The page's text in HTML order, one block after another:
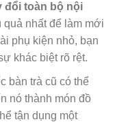
đổi toàn bộ nội
nhất để làm mới
phụ kiện nhỏ, bạn
khác biệt rõ rệt.
bàn trà cũ có thể
nó thành món đồ
tận dụng một